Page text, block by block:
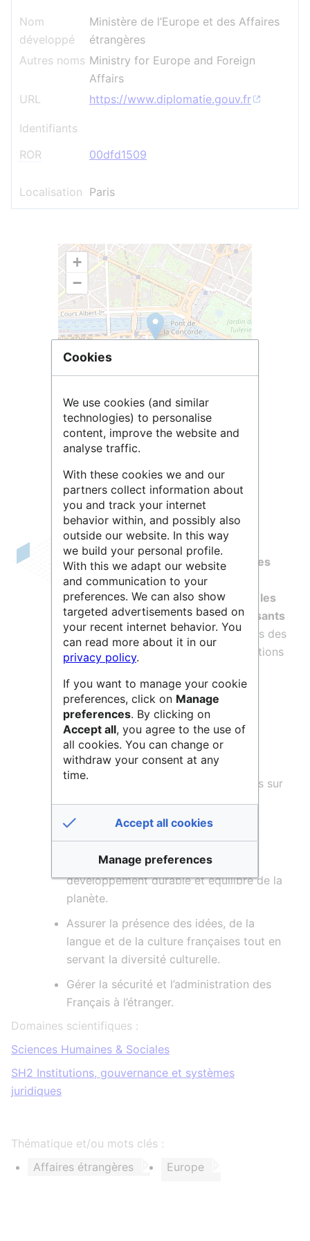
Nom
développé
Ministère de l’Europe et des Affaires
étrangères
Autres noms Ministry for Europe and Foreign
Affairs
URL
https://www.diplomatie.gouv.fr
Identifiants
ROR
00dfd1509
Localisation Paris
+
−
Leaflet| © OpenStreetMapcontributors
LeMinistère de l’Europe et des Affaires
étrangères(MEAE) a pour mission de
représenter, défendre et promouvoir les
intérêts de la France et des ressortissants
françaisdans tous les domaines auprès des
pays étrangers et au sein des organisations
Il œuvre pour :
Agir dans le monde pour la paix, la
sécurité et le respect des droits de
l’homme.
Promouvoir les entreprises françaises sur
les marchés extérieurs ainsi que
l’attractivité de la France à l’étranger.
Contribuer à l’organisation d’une
mondialisation qui assure un
développement durable et équilibré de la
planète.
Assurer la présence des idées, de la
langue et de la culture françaises tout en
servant la diversité culturelle.
Gérer la sécurité et l’administration des
Français à l’étranger.
Domaines scientifiques :
Sciences Humaines & Sociales
SH2 Institutions, gouvernance et systèmes
juridiques
Thématique et/ou mots clés :
Affaires étrangères
Europe
Cookies
We use cookies (and similar
technologies) to personalise
content, improve the website and
analyse traffic.
With these cookies we and our
partners collect information about
you and track your internet
behavior within, and possibly also
outside our website. In this way
we build your personal profile.
With this we adapt our website
and communication to your
preferences. We can also show
targeted advertisements based on
your recent internet behavior. You
can read more about it in our
privacy policy.
If you want to manage your cookie
preferences, click on Manage
preferences. By clicking on
Accept all, you agree to the use of
all cookies. You can change or
withdraw your consent at any
time.
Accept all cookies
Manage preferences